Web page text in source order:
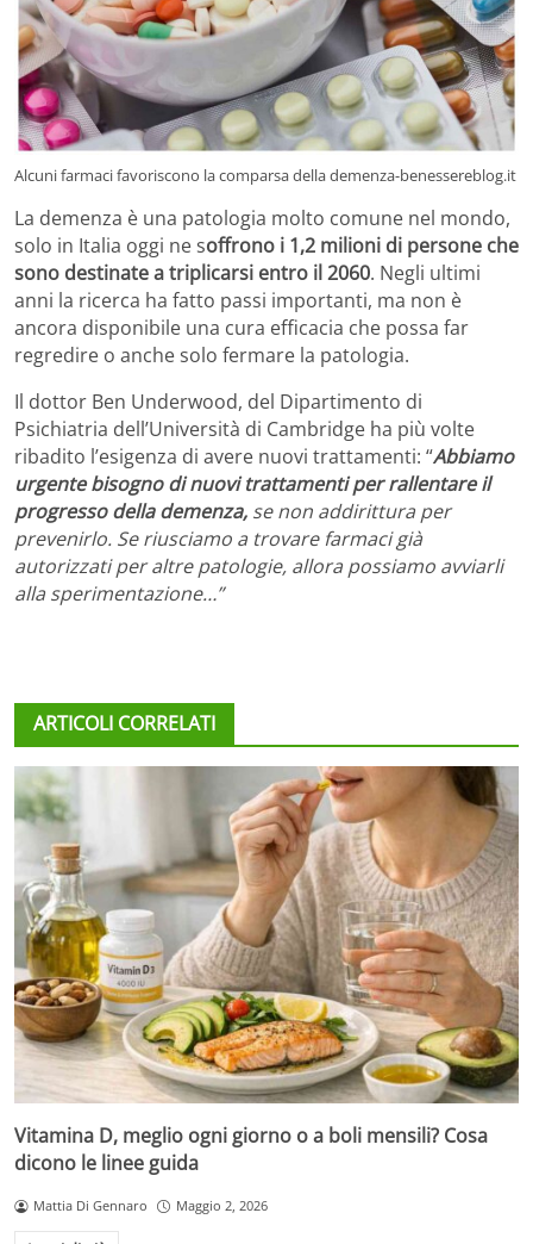
Alcuni farmaci favoriscono la comparsa della demenza-benessereblog.it
La demenza è una patologia molto comune nel mondo,
solo in Italia oggi ne soffrono i 1,2 milioni di persone che
sono destinate a triplicarsi entro il 2060. Negli ultimi
anni la ricerca ha fatto passi importanti, ma non è
ancora disponibile una cura efficacia che possa far
regredire o anche solo fermare la patologia.
Il dottor Ben Underwood, del Dipartimento di
Psichiatria dell’Università di Cambridge ha più volte
ribadito l’esigenza di avere nuovi trattamenti: “Abbiamo
urgente bisogno di nuovi trattamenti per rallentare il
progresso della demenza, se non addirittura per
prevenirlo. Se riusciamo a trovare farmaci già
autorizzati per altre patologie, allora possiamo avviarli
alla sperimentazione…”
ARTICOLI CORRELATI
Vitamina D, meglio ogni giorno o a boli mensili? Cosa
dicono le linee guida
Mattia Di Gennaro Maggio 2, 2026